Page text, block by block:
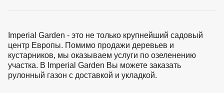
ХОЗ ТОВАРЫ
Sale Новинки Акции
Imperial Garden - это не только крупнейший садовый
центр Европы. Помимо продажи деревьев и
кустарников, мы оказываем услуги по озеленению
участка. В Imperial Garden Вы можете заказать
рулонный газон с доставкой и укладкой.